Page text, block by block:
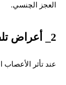
العجز الچنسي.
2_ أعراض تلف
عند تأثر الأعصاب